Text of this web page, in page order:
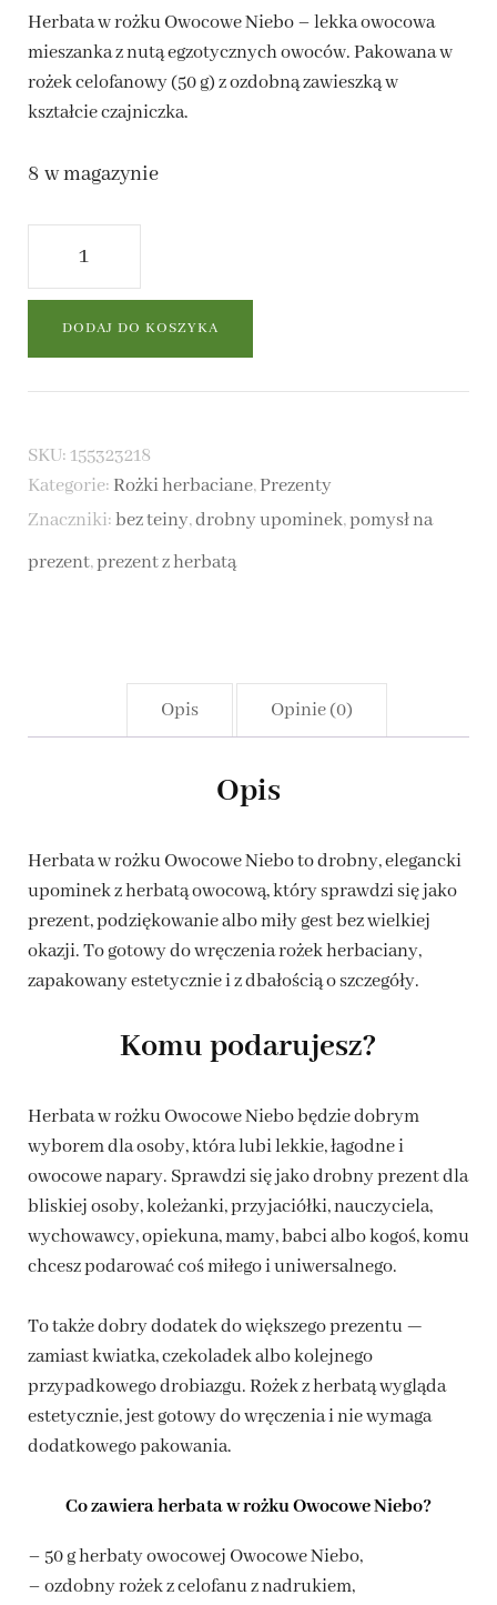
Herbata w rożku Owocowe Niebo – lekka owocowa
mieszanka z nutą egzotycznych owoców. Pakowana w
rożek celofanowy (50 g) z ozdobną zawieszką w
kształcie czajniczka.
8 w magazynie
Rożek
Owocowe
Niebo
DODAJ DO KOSZYKA
SKU:155323218
Kategorie: Rożki herbaciane,Prezenty
Znaczniki:bez teiny,drobny upominek,pomysł na
prezent,prezent z herbatą
Opis Opinie (0)
Opis
Herbata w rożku Owocowe Niebo to drobny, elegancki
upominek z herbatą owocową, który sprawdzi się jako
prezent, podziękowanie albo miły gest bez wielkiej
okazji. To gotowy do wręczenia rożek herbaciany,
zapakowany estetycznie i z dbałością o szczegóły.
Komu podarujesz?
Herbata w rożku Owocowe Niebo będzie dobrym
wyborem dla osoby, która lubi lekkie, łagodne i
owocowe napary. Sprawdzi się jako drobny prezent dla
bliskiej osoby, koleżanki, przyjaciółki, nauczyciela,
wychowawcy, opiekuna, mamy, babci albo kogoś, komu
chcesz podarować coś miłego i uniwersalnego.
To także dobry dodatek do większego prezentu —
zamiast kwiatka, czekoladek albo kolejnego
przypadkowego drobiazgu. Rożek z herbatą wygląda
estetycznie, jest gotowy do wręczenia i nie wymaga
dodatkowego pakowania.
Co zawiera herbata w rożku Owocowe Niebo?
– 50 g herbaty owocowej Owocowe Niebo,
– ozdobny rożek z celofanu z nadrukiem,